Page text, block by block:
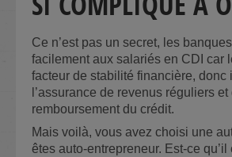
Ce n’est pas un secret, les
facilement aux salariés en CDI car
facteur de stabilité financière, donc
l’assurance de revenus réguliers et
remboursement du crédit.
Mais voilà, vous avez choisi une
êtes auto-entrepreneur. Est-ce qu’il